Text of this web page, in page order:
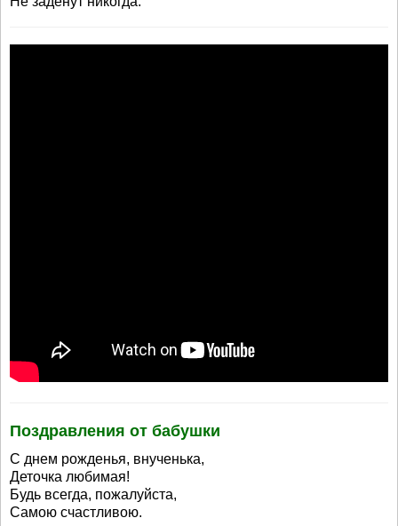
Поздравления от бабушки
С днем рожденья, внученька,
Деточка любимая!
Будь всегда, пожалуйста,
Самою счастливою.